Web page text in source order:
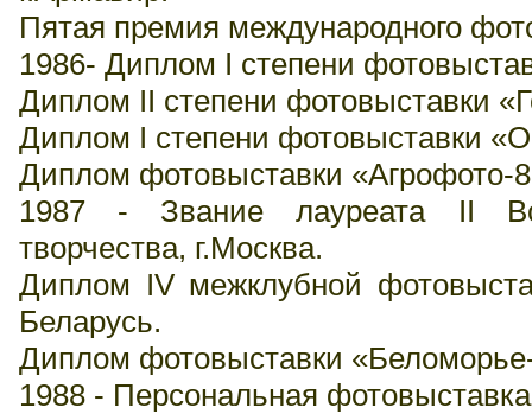
Пятая премия международного
1986- Диплом I степени
Диплом II степени фотовыставки
Диплом I степени фотовыставки
Диплом фотовыставки «Агрофото-
1987 - Звание лауреата II
творчества, г.Москва.
Диплом IV межклубной
Беларусь.
Диплом фотовыставки
1988 - Персональная